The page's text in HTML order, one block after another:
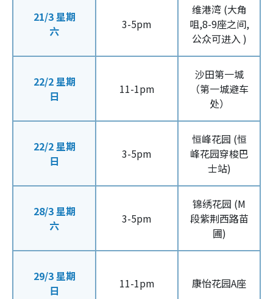
21/3 星期
六
3-5pm
维港湾 (大角
咀,8-9座之间,
公众可进入 )
22/2 星期
日
11-1pm
沙田第一城
（第一城避车
处）
22/2 星期
日
3-5pm
恒峰花园 (恒
峰花园穿梭巴
士站)
28/3 星期
六
3-5pm
锦绣花园 (M
段紫荆西路苗
圃)
29/3 星期
日
11-1pm 康怡花园A座